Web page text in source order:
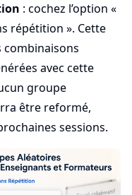
: cochez l’option «
répétition ». Cette
avec cette
groupe
être reformé,
sessions.